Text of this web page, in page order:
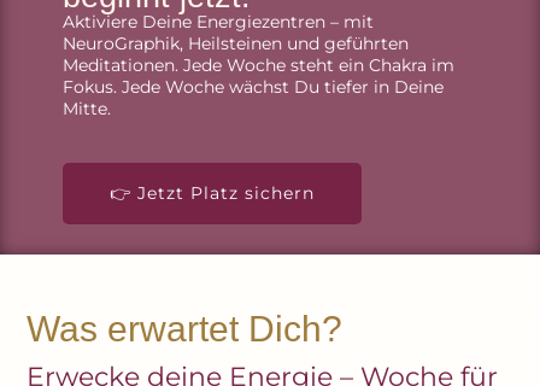
Aktiviere Deine Energiezentren – mit
NeuroGraphik, Heilsteinen und geführten
Meditationen. Jede Woche steht ein Chakra im
Fokus. Jede Woche wächst Du tiefer in Deine
Mitte.
👉 Jetzt Platz sichern
Was erwartet Dich?
Erwecke deine Energie – Woche für